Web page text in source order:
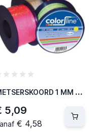
M
ETSERSKOORD 1 MM X 100 M - NYLON - FLUO ORANJE (5 PER OVERDOOS)
5,09
€ 4,58